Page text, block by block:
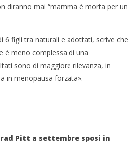
diranno mai “mamma è morta per un
6 figli tra naturali e adottati, scrive che
è meno complessa di una
sono di maggiore rilevanza, in
in menopausa forzata».
Pitt a settembre sposi in